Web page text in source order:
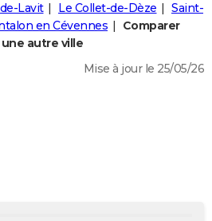
Lavit Le Collet-de-Dèze
Saint-
en Cévennes
Comparer
autre ville
Mise à jour le 25/05/26